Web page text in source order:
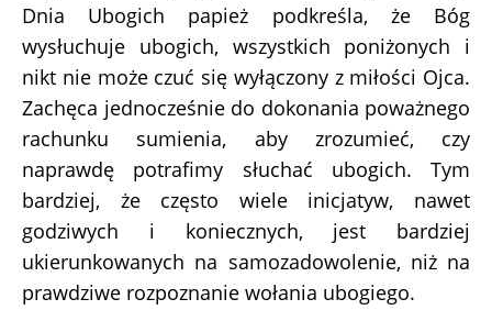
Dnia Ubogich papież podkreśla, że Bóg
wysłuchuje ubogich, wszystkich poniżonych i
nikt nie może czuć się wyłączony z miłości Ojca.
Zachęca jednocześnie do dokonania poważnego
rachunku sumienia, aby zrozumieć, czy
naprawdę potrafimy słuchać ubogich. Tym
bardziej, że często wiele inicjatyw, nawet
godziwych i koniecznych, jest bardziej
ukierunkowanych na samozadowolenie, niż na
prawdziwe rozpoznanie wołania ubogiego.